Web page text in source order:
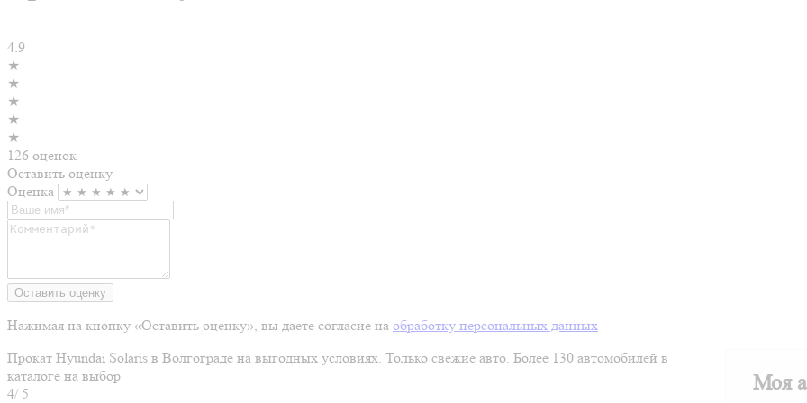
4.9
★
★
★
★
★
126 оценок
Оставить оценку
Оценка
Оставить оценку
Нажимая на кнопку «Оставить оценку», вы даете согласие на обработку персональных данных
Прокат Hyundai Solaris в Волгограде на выгодных условиях. Только свежие авто. Более 130 автомобилей в
каталоге на выбор
4/ 5 Моя